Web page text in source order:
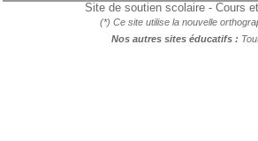
Site de soutien scolaire - Cours
(*) Ce site utilise la nouvelle
Nos autres sites éducatifs :